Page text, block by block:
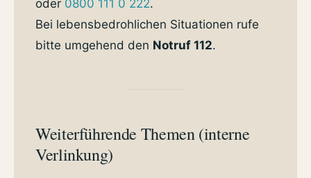
oder 0800 111 0 222.
Bei lebensbedrohlichen Situationen rufe
bitte umgehend den Notruf 112.
Weiterführende Themen (interne
Verlinkung)